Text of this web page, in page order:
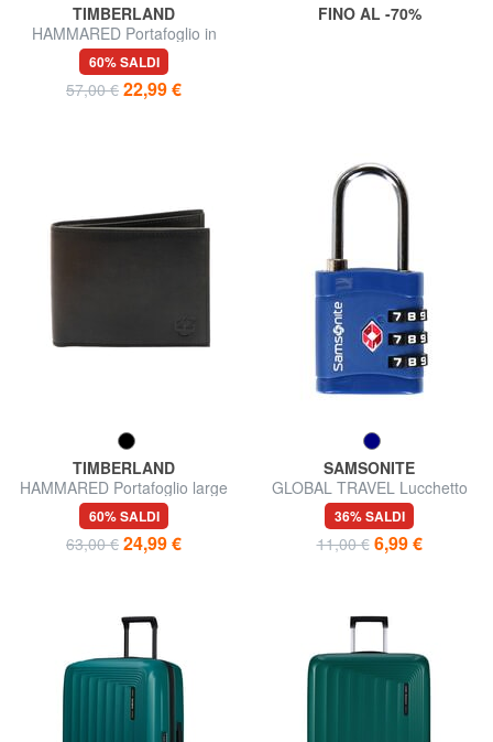
TIMBERLAND
HAMMARED Portafoglio in
pelle
60% SALDI
57,00 € 22,99 €
FINO AL -70%
TIMBERLAND
HAMMARED Portafoglio large
in pelle
60% SALDI
63,00 € 24,99 €
SAMSONITE
GLOBAL TRAVEL Lucchetto
con combinazione TSA
36% SALDI
11,00 € 6,99 €